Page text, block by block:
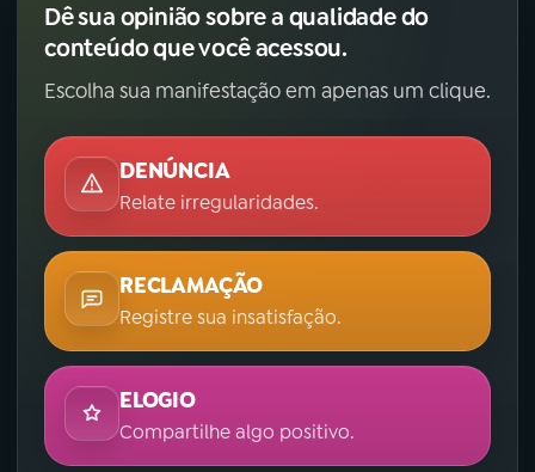
Dê sua opinião sobre a qualidade do
conteúdo que você acessou.
Escolha sua manifestação em apenas um clique.
DENÚNCIA
Relate irregularidades.
RECLAMAÇÃO
Registre sua insatisfação.
ELOGIO
Compartilhe algo positivo.